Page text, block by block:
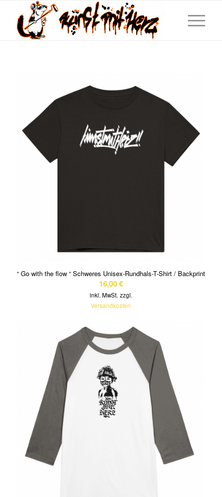
“ Go with the flow “ Schweres Unisex-Rundhals-T-Shirt / Backprint
16,00€
inkl. MwSt. zzgl.
Versandkosten